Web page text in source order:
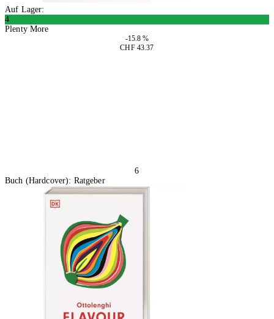
Auf Lager:
4
Plenty More
-15.8 %
CHF 43.37
6
Buch (Hardcover): Ratgeber